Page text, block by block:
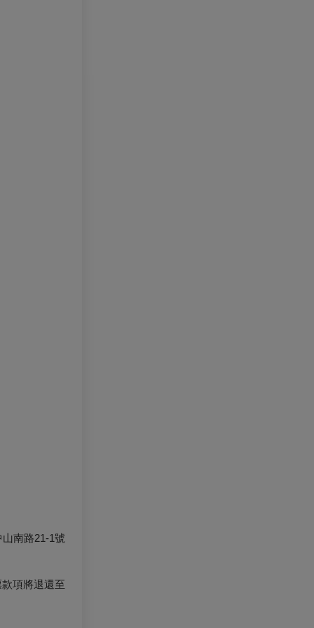
南路21-1號
項將退還至